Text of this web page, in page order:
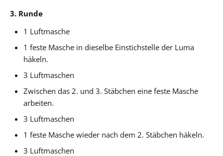
3. Runde
1 Luftmasche
1 feste Masche in dieselbe Einstichstelle der Luma
häkeln.
3 Luftmaschen
Zwischen das 2. und 3. Stäbchen eine feste Masche
arbeiten.
3 Luftmaschen
1 feste Masche wieder nach dem 2. Stäbchen häkeln.
3 Luftmaschen